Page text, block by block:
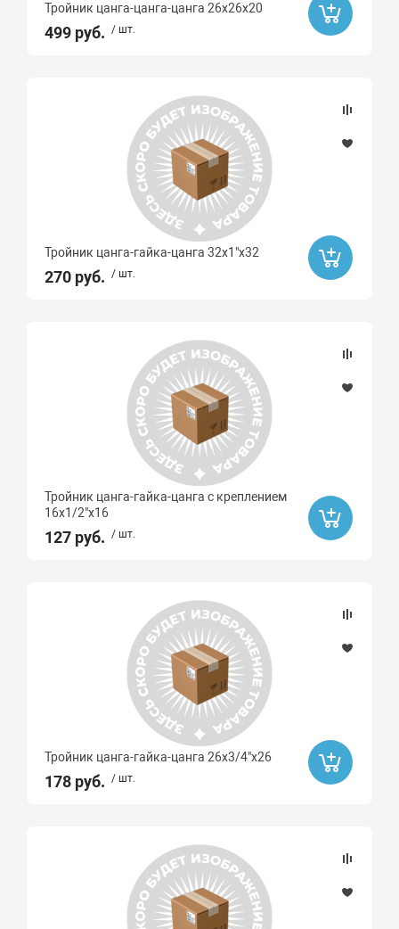
Тройник цанга-цанга-цанга 26x26x20
499 руб. / шт.
Тройник цанга-гайка-цанга 32х1"x32
270 руб. / шт.
Тройник цанга-гайка-цанга с креплением
16х1/2"x16
127 руб. / шт.
Тройник цанга-гайка-цанга 26х3/4"x26
178 руб. / шт.